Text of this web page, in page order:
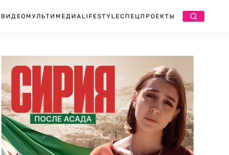
ВИДЕО МУЛЬТИМЕДИА LIFESTYLEСПЕЦПРОЕКТЫ